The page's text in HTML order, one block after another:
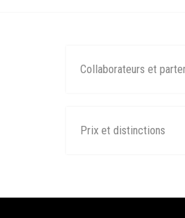
Collaborateurs et
Prix et distinctions